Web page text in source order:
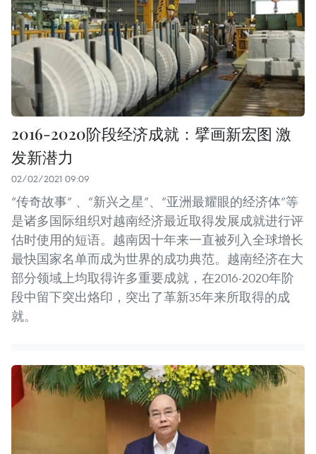
2016-2020阶段经济成就：擘画新宏图 激
发新潜力
02/02/2021 09:09
“传奇故事” 、“新兴之星”、“亚洲最耀眼的经济体”等
是诸多国际组织对越南经济最近取得发展成就进行评
估时使用的短语。越南因十年来一直被列入全球增长
最快国家名单而成为世界的成功典范。越南经济在大
部分领域上均取得许多重要成就，在2016-2020年阶
段中留下突出烙印，突出了革新35年来所取得的成
就。